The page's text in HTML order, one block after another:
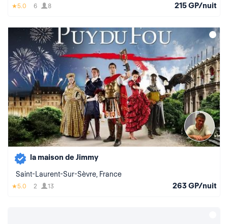
5.0 6 8 215 GP/nuit
la maison de Jimmy
Saint-Laurent-Sur-Sèvre, France
5.0 2 13 263 GP/nuit